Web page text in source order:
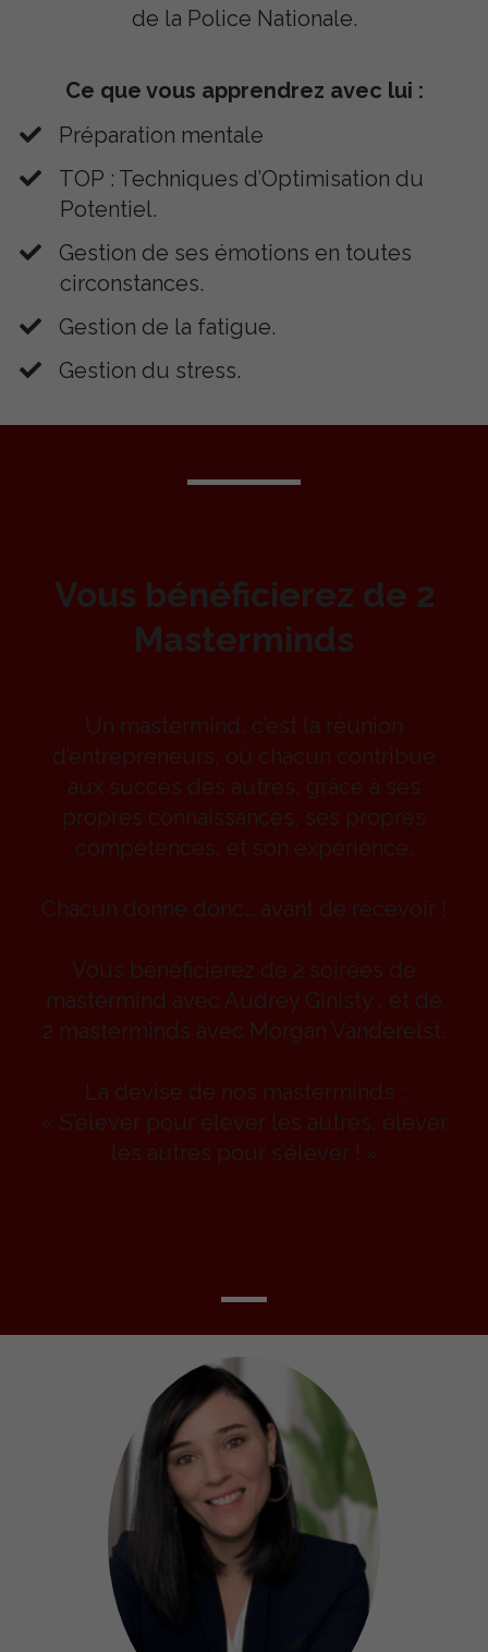
de la Police Nationale.
Ce que vous apprendrez avec lui :
Préparation mentale
​TOP : Techniques d’Optimisation du
Potentiel.
​Gestion de ses émotions en toutes
circonstances.
​Gestion de la fatigue.
​Gestion du stress.
Vous bénéficierez de 2
Masterminds
Un mastermind, c’est la réunion
d’entrepreneurs, où chacun contribue
aux succès des autres, grâce à ses
propres connaissances, ses propres
compétences, et son expérience.
Chacun donne donc… avant de recevoir !
Vous bénéficierez de 2 soirées de
mastermind avec Audrey Ginisty , et de
2 masterminds avec Morgan Vanderelst.
La devise de nos masterminds :
« S’élever pour élever les autres, élever
les autres pour s’élever ! »